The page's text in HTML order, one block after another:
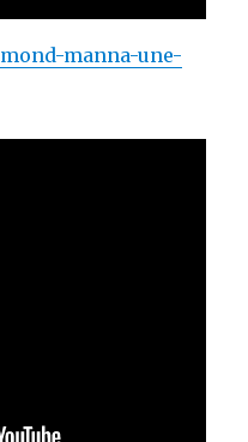
manna-une-